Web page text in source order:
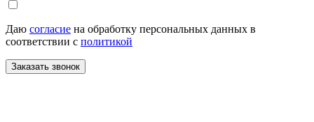
Даю согласие на обработку персональных данных в
соответствии с политикой
Заказать звонок